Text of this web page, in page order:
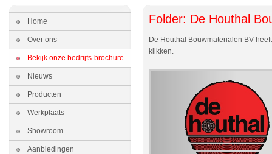
Home
Over ons
Bekijk onze bedrijfs-brochure
Nieuws
Producten
Werkplaats
Showroom
Aanbiedingen
Folder: De Houthal
De Houthal Bouwmaterialen BV
klikken.